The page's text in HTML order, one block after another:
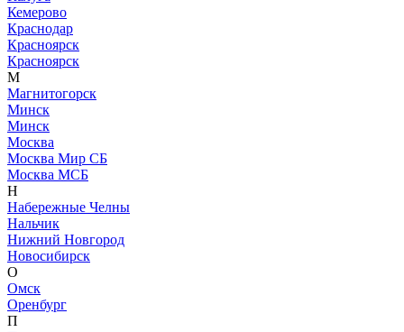
Кемерово
Краснодар
Красноярск
Красноярск
М
Магнитогорск
Минск
Минск
Москва
Москва Мир СБ
Москва МСБ
Н
Набережные Челны
Нальчик
Нижний Новгород
Новосибирск
О
Омск
Оренбург
П